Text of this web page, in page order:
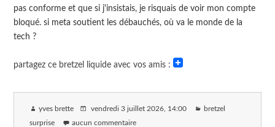
pas conforme et que si j'insistais, je risquais de voir mon compte
bloqué. si meta soutient les débauchés, où va le monde de la
tech ?
partagez ce bretzel liquide avec vos amis :
yves brette vendredi 3 juillet 2026 , 14:00 bretzel
surprise aucun commentaire